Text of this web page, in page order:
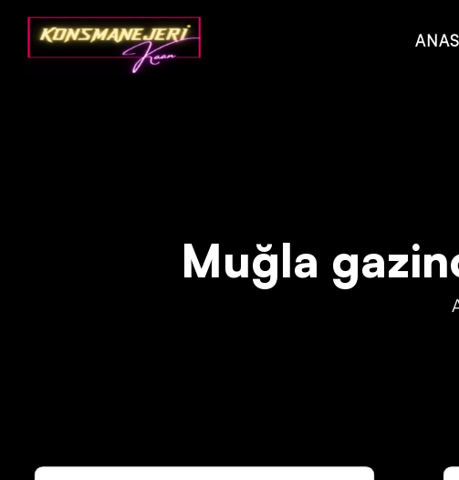
Deprecated: json_decode(): Passing null to parameter #1 ($json) of
Muğla